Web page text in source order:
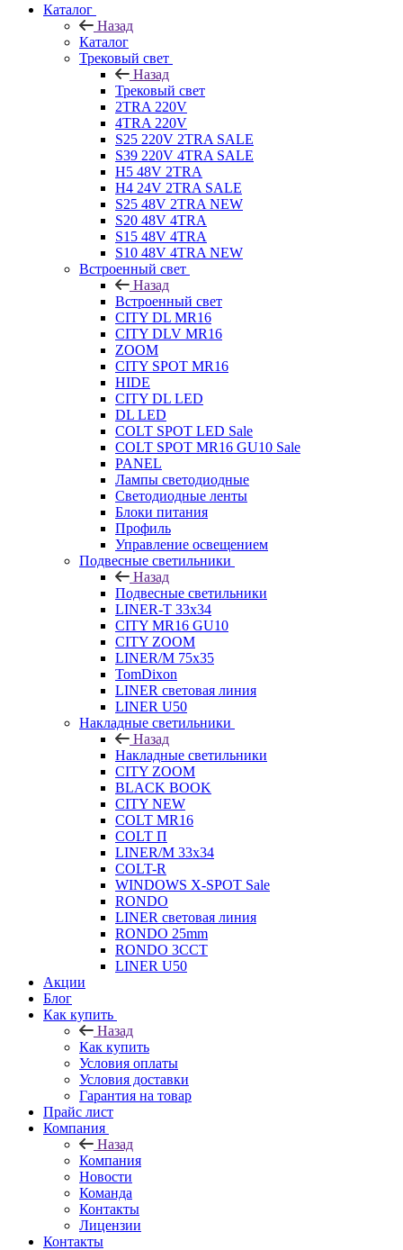
Каталог
Назад
Каталог
Трековый свет
Назад
Трековый свет
2TRA 220V
4TRA 220V
S25 220V 2TRA SALE
S39 220V 4TRA SALE
H5 48V 2TRA
H4 24V 2TRA SALE
S25 48V 2TRA NEW
S20 48V 4TRA
S15 48V 4TRA
S10 48V 4TRA NEW
Встроенный свет
Назад
Встроенный свет
CITY DL MR16
CITY DLV MR16
ZOOM
CITY SPOT MR16
HIDE
CITY DL LED
DL LED
COLT SPOT LED Sale
COLT SPOT MR16 GU10 Sale
PANEL
Лампы светодиодные
Светодиодные ленты
Блоки питания
Профиль
Управление освещением
Подвесные светильники
Назад
Подвесные светильники
LINER-T 33x34
CITY MR16 GU10
CITY ZOOM
LINER/M 75х35
TomDixon
LINER световая линия
LINER U50
Накладные светильники
Назад
Накладные светильники
CITY ZOOM
BLACK BOOK
CITY NEW
COLT MR16
COLT П
LINER/М 33х34
COLT-R
WINDOWS X-SPOT Sale
RONDO
LINER световая линия
RONDO 25mm
RONDO 3CCT
LINER U50
Акции
Блог
Как купить
Назад
Как купить
Условия оплаты
Условия доставки
Гарантия на товар
Прайс лист
Компания
Назад
Компания
Новости
Команда
Контакты
Лицензии
Контакты